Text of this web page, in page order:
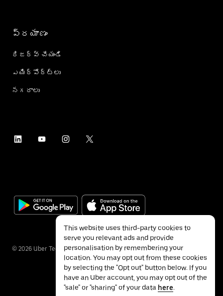
ప్రయాణం
రిజర్వ్ చేయండి
ఎయిర్؜పోర్ట్؜లు
నగరాలు
© 2026 Uber Technologies Inc.
This website uses third-party cookies to
serve you relevant ads and provide
personalisation by remembering your
location. You may opt out from these cookies
by selecting the "Opt out" button below. If you
have an Uber account, you may opt out of the
"sale" or "sharing" of your data here.